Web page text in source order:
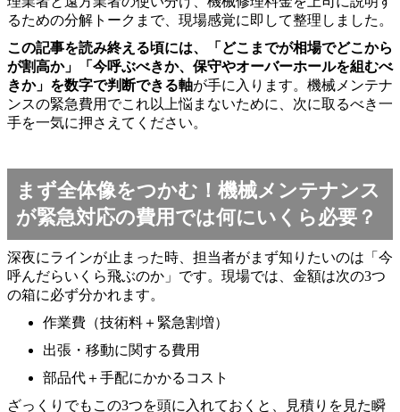
るための分解トークまで、現場感覚に即して整理しました。
この記事を読み終える頃には、「どこまでが相場でどこから
が割高か」「今呼ぶべきか、保守やオーバーホールを組むべ
きか」を数字で判断できる軸が手に入ります。機械メンテナ
ンスの緊急費用でこれ以上悩まないために、次に取るべき一
手を一気に押さえてください。
まず全体像をつかむ！機械メンテナンス
が緊急対応の費用では何にいくら必要？
深夜にラインが止まった時、担当者がまず知りたいのは「今
呼んだらいくら飛ぶのか」です。現場では、金額は次の3つ
の箱に必ず分かれます。
作業費（技術料＋緊急割増）
出張・移動に関する費用
部品代＋手配にかかるコスト
ざっくりでもこの3つを頭に入れておくと、見積りを見た瞬